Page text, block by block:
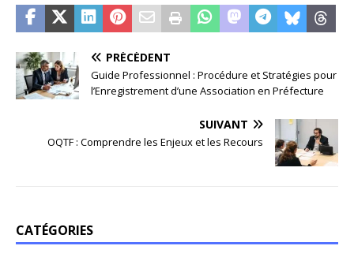
PRÉCÉDENT
Guide Professionnel : Procédure et Stratégies pour
l’Enregistrement d’une Association en Préfecture
SUIVANT
OQTF : Comprendre les Enjeux et les Recours
CATÉGORIES